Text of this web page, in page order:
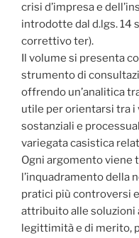
crisi d’impresa e
introdotte dal d.lgs. 14
correttivo ter).
Il volume si presenta
strumento di
offrendo un’analitica
utile per orientarsi tra
sostanziali e
variegata casistica
Ogni argomento
l’inquadramento della
pratici più controversi
attribuito alle soluzioni
legittimità e di merito,